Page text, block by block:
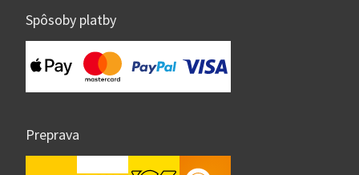
Spôsoby platby
Preprava